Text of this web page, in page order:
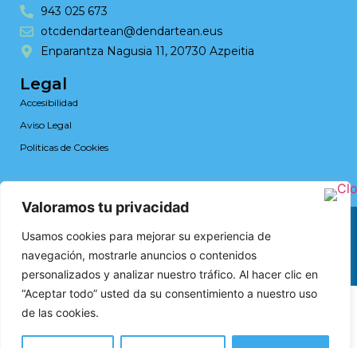
Valoramos tu privacidad
Usamos cookies para mejorar su experiencia de
navegación, mostrarle anuncios o contenidos
personalizados y analizar nuestro tráfico. Al hacer clic en
“Aceptar todo” usted da su consentimiento a nuestro uso
de las cookies.
943 025 673
otcdendartean@dendartean.eus
Enparantza Nagusia 11, 20730 Azpeitia
Legal
Accesibilidad
Aviso Legal
Politicas de Cookies
Web design by RK Solutions